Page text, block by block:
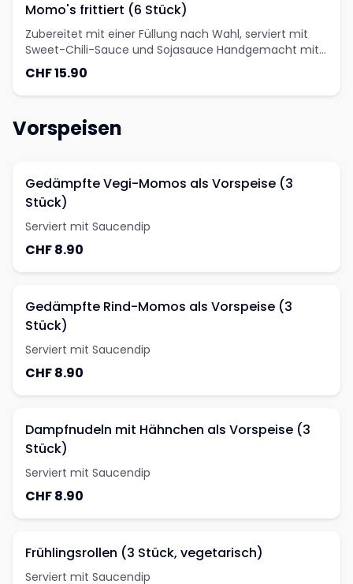
Momo's frittiert (6 Stück)
Zubereitet mit einer Füllung nach Wahl, serviert mit
Sweet-Chili-Sauce und Sojasauce Handgemacht mit
Liebe!
CHF 15.90
Vorspeisen
Gedämpfte Vegi-Momos als Vorspeise (3
Stück)
Serviert mit Saucendip
CHF 8.90
Gedämpfte Rind-Momos als Vorspeise (3
Stück)
Serviert mit Saucendip
CHF 8.90
Dampfnudeln mit Hähnchen als Vorspeise (3
Stück)
Serviert mit Saucendip
CHF 8.90
Frühlingsrollen (3 Stück, vegetarisch)
Serviert mit Saucendip